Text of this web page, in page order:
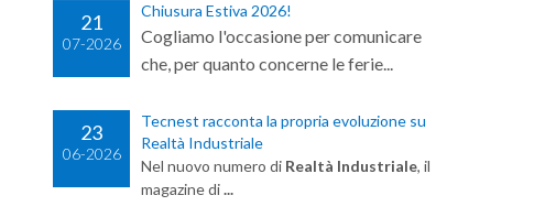
21
07-2026
Chiusura Estiva 2026!
Cogliamo l'occasione per comunicare
che, per quanto concerne le ferie...
23
06-2026
Tecnest racconta la propria evoluzione su
Realtà Industriale
Nel nuovo numero di Realtà Industriale, il
magazine di...